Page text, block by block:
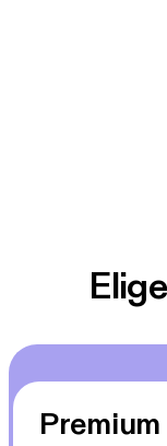
Premium